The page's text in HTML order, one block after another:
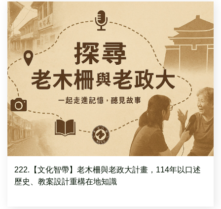
222.【文化智帶】老木柵與老政大計畫，114年以口述
歷史、教案設計重構在地知識